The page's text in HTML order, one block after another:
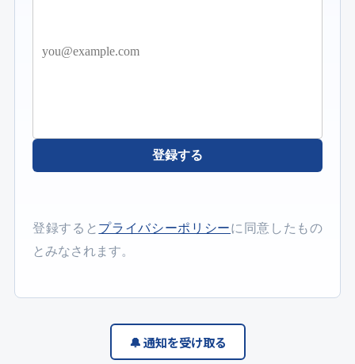
登録する
登録すると プライバシーポリシーに同意したもの
とみなされます。
🔔 通知を受け取る